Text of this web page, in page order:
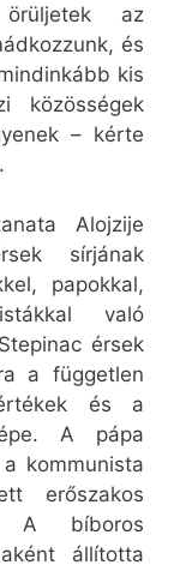
az
és
kis
közösségek
– kérte
Alojzije
sírjának
papokkal,
való
érsek
a független
és a
A pápa
kommunista
erőszakos
A bíboros
állította